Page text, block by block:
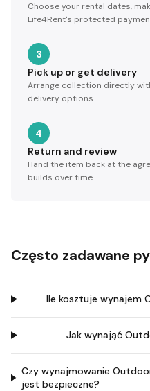
Choose your rental dates,
Life4Rent's protected
3
Pick up or get delivery
Arrange collection directly
delivery options.
4
Return and review
Hand the item back at the
builds over time.
Często zadawane
Ile kosztuje wynajem
Jak wynająć
Czy wynajmowanie
jest bezpieczne?